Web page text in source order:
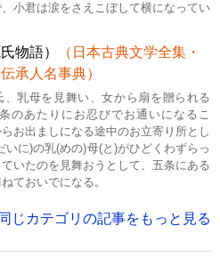
、小君は涙をさえこぼして横になってい
物語）
（日本古典文学全集・
承人名事典）
、乳母を見舞い、女から扇を贈られる
のあたりにお忍びでお通いになるこ
お出ましになる途中のお立寄り所とし
いに)の乳(めの)母(と)がひどくわずらっ
いたのを見舞おうとして、五条にある
ておいでになる。
じカテゴリの記事をもっと見る